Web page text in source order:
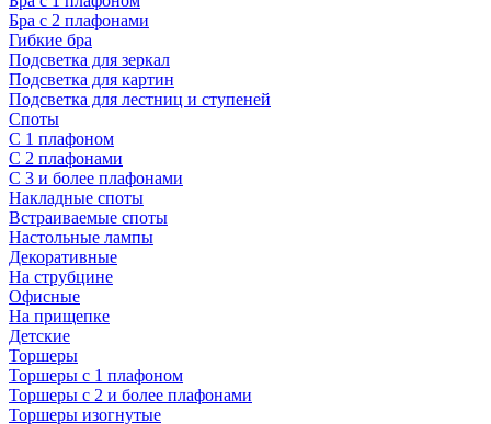
Бра с 2 плафонами
Гибкие бра
Подсветка для зеркал
Подсветка для картин
Подсветка для лестниц и ступеней
Споты
С 1 плафоном
С 2 плафонами
С 3 и более плафонами
Накладные споты
Встраиваемые споты
Настольные лампы
Декоративные
На струбцине
Офисные
На прищепке
Детские
Торшеры
Торшеры с 1 плафоном
Торшеры с 2 и более плафонами
Торшеры изогнутые